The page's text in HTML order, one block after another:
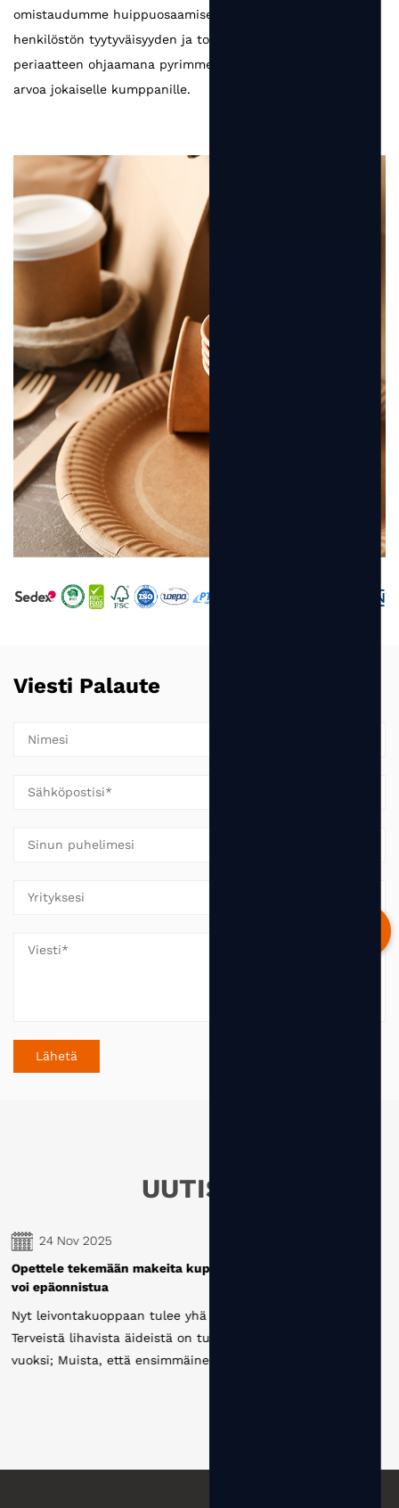
omistaudumme huippuosaamiselle. Asiakastyytyväisyyden,
henkilöstön tyytyväisyyden ja toimittajatyytyväisyyden
periaatteen ohjaamana pyrimme tuottamaan enemmän
arvoa jokaiselle kumppanille.
Viesti Palaute
UUTISET
noviisi leivonta
enemmän aarreäitejä.
tullut yksi heistä lastensa
kerta, kun lihava äiti